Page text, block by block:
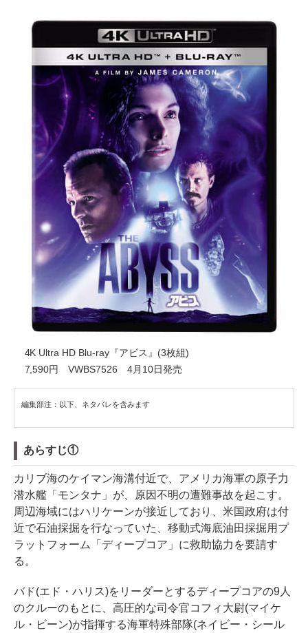
4K Ultra HD Blu-ray『アビス』(3枚組)
7,590円 VWBS7526 4月10日発売
編集部注：以下、ネタバレを含みます
あらすじ①
カリブ海のケイマン海溝付近で、アメリカ海軍の原子力
潜水艦「モンタナ」が、原因不明の遭難事故を起こす。
周辺海域にはハリケーンが接近しており、米国政府は付
近で石油採掘を行なっていた、移動式海底油田採掘用プ
ラットフォーム「ディープコア」に救助協力を要請す
る。
バド(エド・ハリス)をリーダーとするディープコアの9人
のクルーのもとに、高圧的な司令官コフィ大尉(マイケ
ル・ビーン)が指揮する海軍特殊部隊(ネイビー・シール